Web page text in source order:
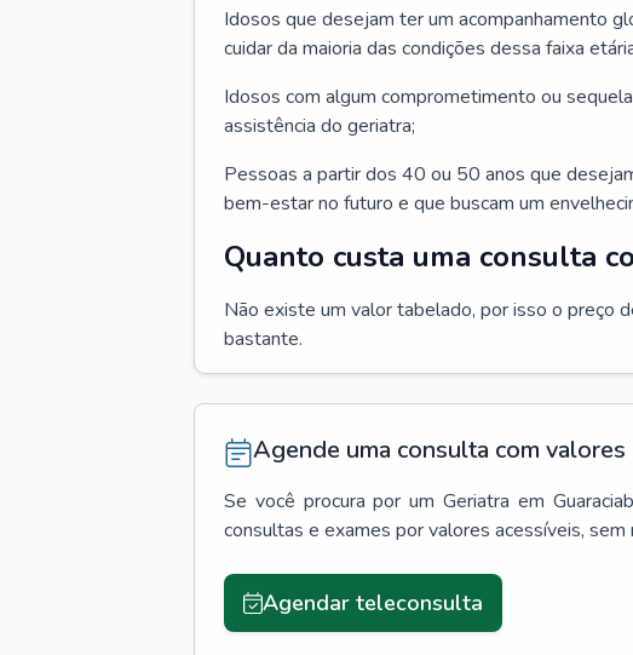
Idosos que desejam ter um acompanhamento
cuidar da maioria das condições dessa faixa
Idosos com algum comprometimento ou
assistência do geriatra;
Pessoas a partir dos 40 ou 50 anos que
bem-estar no futuro e que buscam um
Quanto custa uma consulta
Não existe um valor tabelado, por isso o preço
bastante.
Agende uma consulta com
Se você procura por um Geriatra em
consultas e exames por valores acessíveis,
Agendar teleconsulta